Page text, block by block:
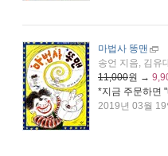
마법사 똥맨
송언 지음, 김유
11,000원 →
*지금 주문하면 "
2019년 03월